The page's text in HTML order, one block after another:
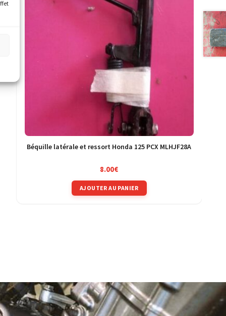
Béquille latérale et ressort Honda 125 PCX MLHJF28A
8.00€
AJOUTER AU PANIER